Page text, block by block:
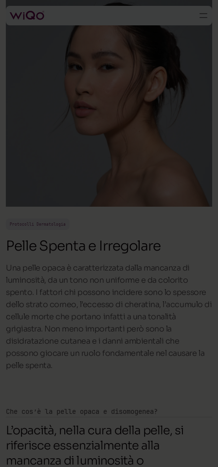
Protocolli Dermatologia
Pelle Spenta e Irregolare
Una pelle opaca è caratterizzata dalla mancanza di
luminosità, da un tono non uniforme e da colorito
spento. I fattori chi possono incidere sono lo spessore
dello strato corneo, l’eccesso di cheratina, l’accumulo di
cellule morte che portano infatti a una tonalità
grigiastra. Non meno importanti però sono la
disidratazione cutanea e i danni ambientali che
possono giocare un ruolo fondamentale nel causare la
pelle spenta.
Che cos’è la pelle opaca e disomogenea?
L’opacità, nella cura della pelle, si
riferisce essenzialmente alla
mancanza di luminosità o